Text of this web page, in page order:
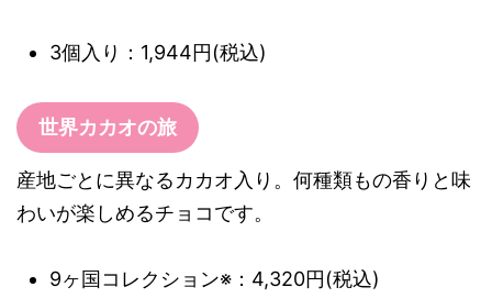
3個入り：1,944円(税込)
世界カカオの旅
産地ごとに異なるカカオ入り。何種類もの香りと味
わいが楽しめるチョコです。
9ヶ国コレクション※：4,320円(税込)